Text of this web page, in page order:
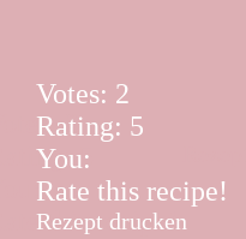
Votes: 2
Rating: 5
You:
Rate this recipe!
Rezept drucken
Votes:2
Rating:5
You:
Rate this recipe!